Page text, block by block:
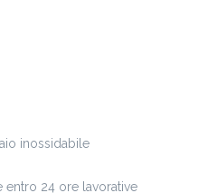
inossidabile
entro 24 ore lavorative